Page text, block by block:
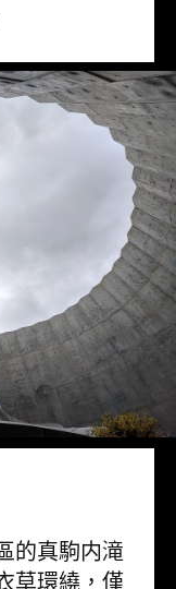
的真駒内滝
草環繞，僅